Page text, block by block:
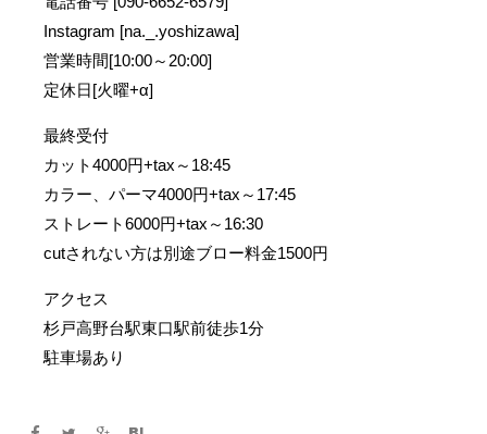
Instagram [na._.yoshizawa]
営業時間[10:00～20:00]
定休日[火曜+α]
最終受付
カット4000円+tax～18:45
カラー、パーマ4000円+tax～17:45
ストレート6000円+tax～16:30
cutされない方は別途ブロー料金1500円
アクセス
杉戸高野台駅東口駅前徒歩1分
駐車場あり